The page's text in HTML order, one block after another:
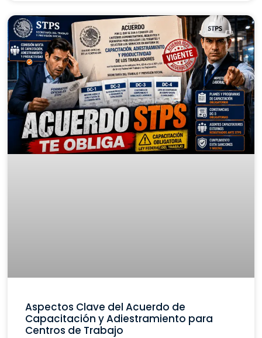
Aspectos Clave del Acuerdo de
Capacitación y Adiestramiento para
Centros de Trabajo